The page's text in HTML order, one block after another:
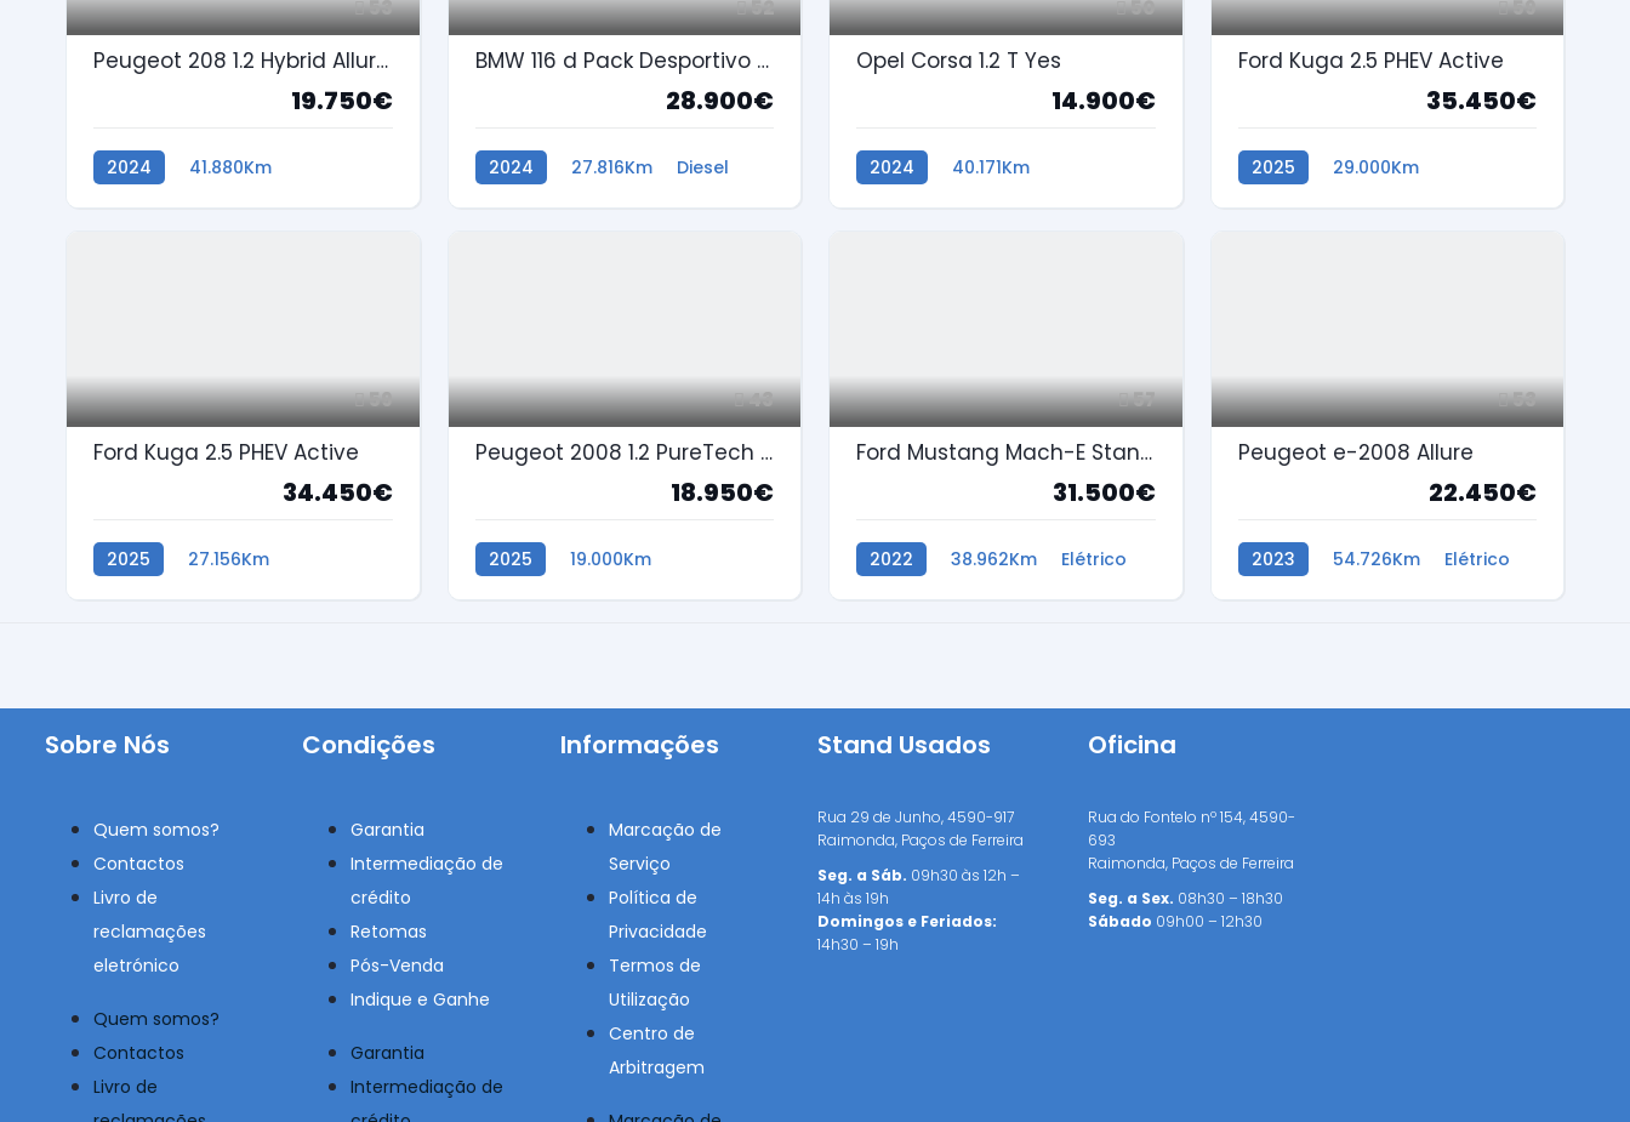
53
Peugeot 208 1.2 Hybrid Allure e-DCS6
19.750€
2024
41.880Km
Gasolina
52
BMW 116 d Pack Desportivo M Auto
28.900€
2024 27.816Km Diesel
50
Opel Corsa 1.2 T Yes
14.900€
2024
40.171Km
Gasolina
59
Ford Kuga 2.5 PHEV Active
35.450€
2025
29.000Km
Híbrido Plug-In
59
Ford Kuga 2.5 PHEV Active
34.450€
2025
27.156Km
Híbrido Plug-In
43
Peugeot 2008 1.2 PureTech Style
18.950€
2025
19.000Km
Gasolina
57
Ford Mustang Mach-E Standard
31.500€
2022 38.962Km Elétrico
53
Peugeot e-2008 Allure
22.450€
2023 54.726Km Elétrico
Sobre Nós
Quem somos?
Contactos
Livro de
reclamações
eletrónico
Quem somos?
Contactos
Livro de
Condições
Garantia
Intermediação de
crédito
Retomas
Pós-Venda
Indique e Ganhe
Garantia
Intermediação de
Informações
Marcação de
Serviço
Política de
Privacidade
Termos de
Utilização
Centro de
Arbitragem
Stand Usados
Rua 29 de Junho, 4590-917
Raimonda, Paços de Ferreira
Seg. a Sáb. 09h30 às 12h –
14h às 19h
Domingos e Feriados:
14h30 – 19h
Oficina
Rua do Fontelo nº 154, 4590-
693
Raimonda, Paços de Ferreira
Seg. a Sex. 08h30 – 18h30
Sábado 09h00 – 12h30